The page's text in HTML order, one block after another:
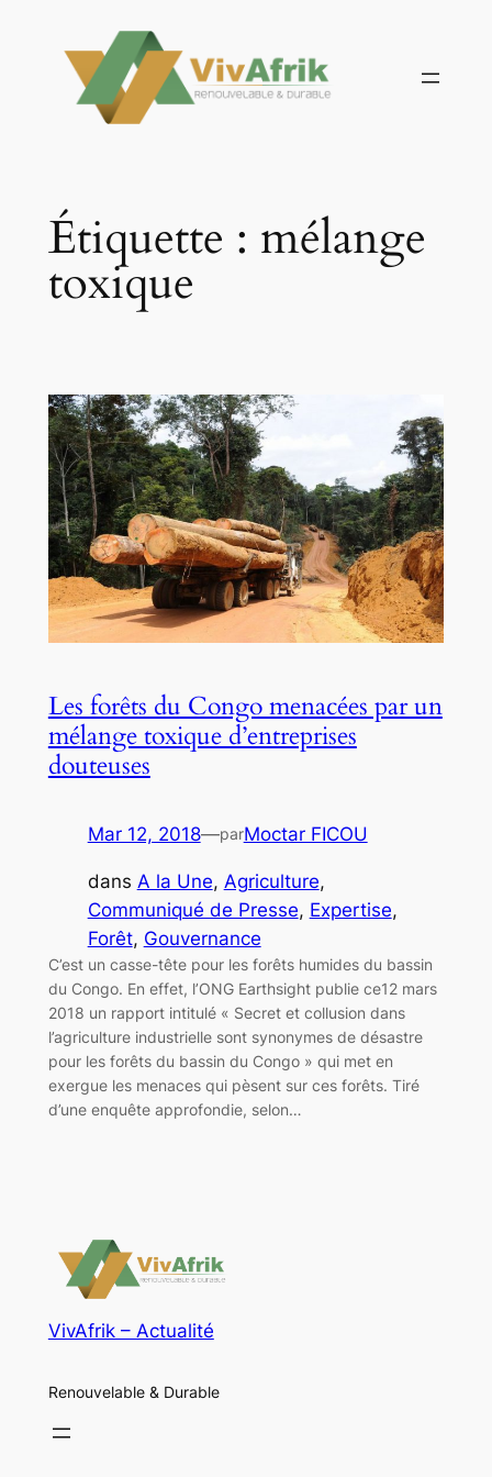
contenu
Étiquette : mélange
toxique
Les forêts du Congo menacées par un
mélange toxique d’entreprises
douteuses
Mar 12, 2018—parMoctar FICOU
dans A la Une, Agriculture
Communiqué de Presse, Expertise
Forêt, Gouvernance
C’est un casse-tête pour les forêts humides du bassin
du Congo. En effet, l’ONG Earthsight publie ce12 mars
2018 un rapport intitulé « Secret et collusion dans
l’agriculture industrielle sont synonymes de désastre
pour les forêts du bassin du Congo » qui met en
exergue les menaces qui pèsent sur ces forêts. Tiré
d’une enquête approfondie, selon…
VivAfrik – Actualité
Renouvelable & Durable